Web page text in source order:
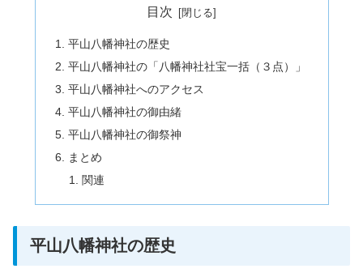
目次
平山八幡神社の歴史
平山八幡神社の「八幡神社社宝一括（３点）」
平山八幡神社へのアクセス
平山八幡神社の御由緒
平山八幡神社の御祭神
まとめ
関連
平山八幡神社の歴史